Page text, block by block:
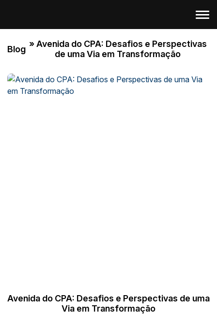
Blog » Avenida do CPA: Desafios e Perspectivas
de uma Via em Transformação
Avenida do CPA: Desafios e Perspectivas de uma
Via em Transformação